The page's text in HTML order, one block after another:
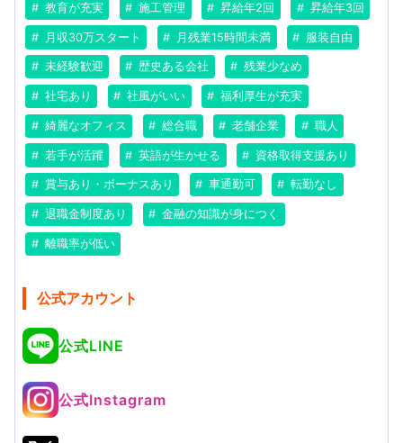
教育が充実 施工管理 昇給年2回 昇給年3回
月収30万スタート 月残業15時間未満 服装自由
未経験歓迎 歴史ある会社 残業少なめ
社宅あり 社風がいい 福利厚生が充実
綺麗なオフィス 総合職 老舗企業 職人
若手が活躍 英語が生かせる 資格取得支援あり
賞与あり・ボーナスあり 車通勤可 転勤なし
退職金制度あり 金融の知識が身につく
離職率が低い
公式アカウント
公式LINE
公式Instagram